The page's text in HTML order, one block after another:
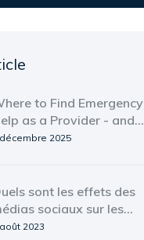
to Find Emergency
as a Provider - and
to Support Others If
2025
sont les effets des
sociaux sur les
?
2023